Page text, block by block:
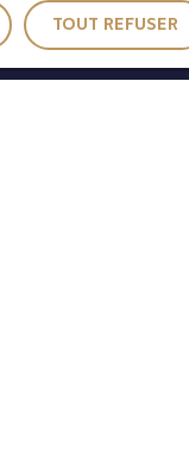
TOUT REFUSER